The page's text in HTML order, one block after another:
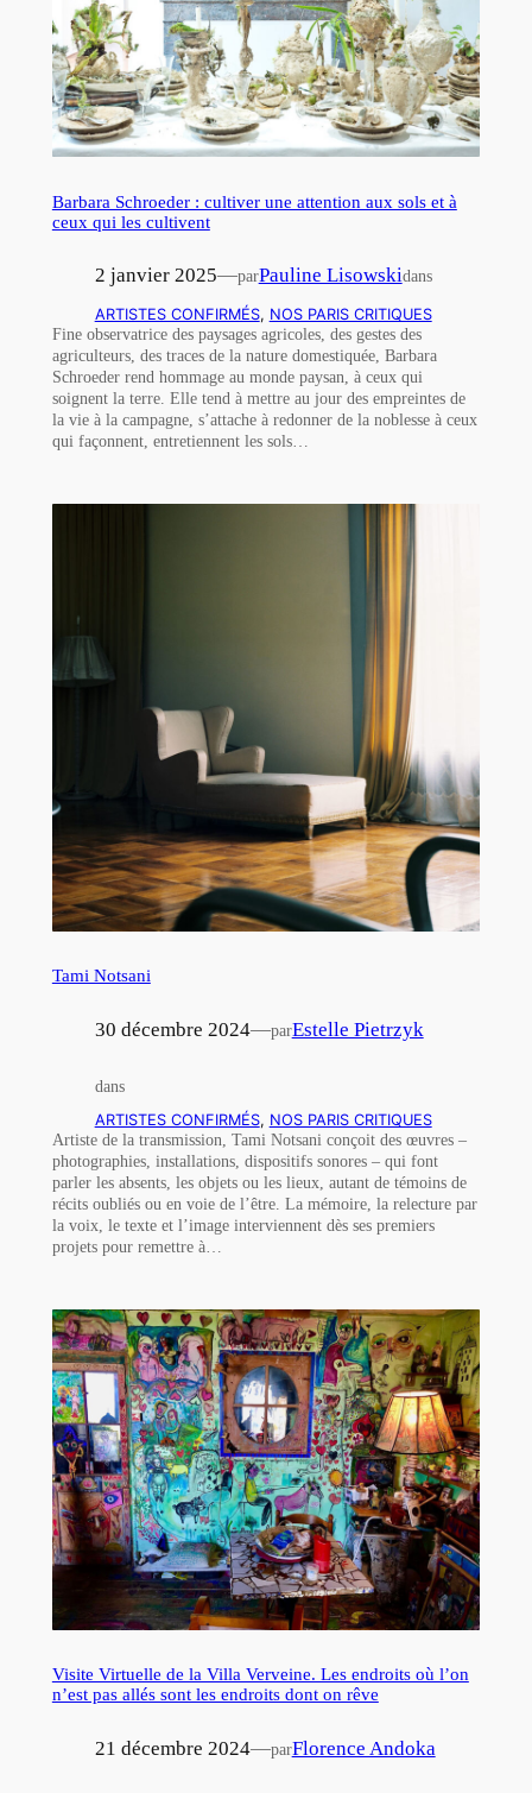
Barbara Schroeder : cultiver une attention aux sols et à
ceux qui les cultivent
2 janvier 2025—parPauline Lisowskidans
ARTISTES CONFIRMÉS, NOS PARIS CRITIQUES
Fine observatrice des paysages agricoles, des gestes des
agriculteurs, des traces de la nature domestiquée, Barbara
Schroeder rend hommage au monde paysan, à ceux qui
soignent la terre. Elle tend à mettre au jour des empreintes de
la vie à la campagne, s’attache à redonner de la noblesse à ceux
qui façonnent, entretiennent les sols…
Tami Notsani
30 décembre 2024—parEstelle Pietrzyk
dans
ARTISTES CONFIRMÉS, NOS PARIS CRITIQUES
Artiste de la transmission, Tami Notsani conçoit des œuvres –
photographies, installations, dispositifs sonores – qui font
parler les absents, les objets ou les lieux, autant de témoins de
récits oubliés ou en voie de l’être. La mémoire, la relecture par
la voix, le texte et l’image interviennent dès ses premiers
projets pour remettre à…
Visite Virtuelle de la Villa Verveine. Les endroits où l’on
n’est pas allés sont les endroits dont on rêve
21 décembre 2024—parFlorence Andoka